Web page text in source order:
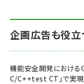
企画広告も役立
機能安全開発におけ
C/C++test CT」で実